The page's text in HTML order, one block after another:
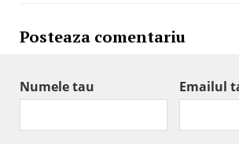
Posteaza comentariu
Numele tau Emailul